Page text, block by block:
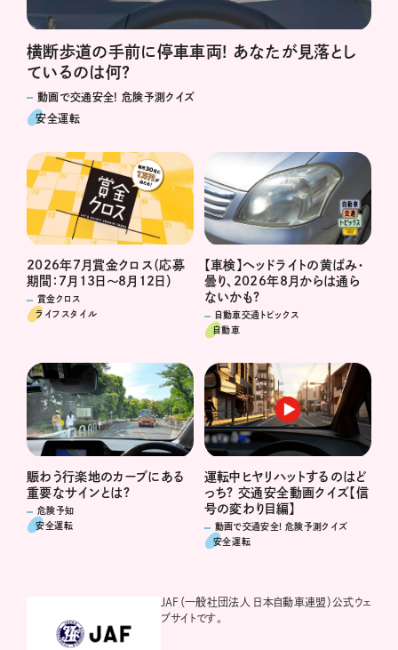
横断歩道の手前に停車車両! あなたが見落とし
ているのは何?
動画で交通安全! 危険予測クイズ
安全運転
2026年7月賞金クロス（応募
期間：7月13日～8月12日）
賞金クロス
ライフスタイル
【車検】ヘッドライトの黄ばみ・
曇り、2026年8月からは通ら
ないかも?
自動車交通トピックス
自動車
賑わう行楽地のカーブにある
重要なサインとは?
危険予知
安全運転
運転中ヒヤリハットするのはど
っち? 交通安全動画クイズ【信
号の変わり目編】
動画で交通安全! 危険予測クイズ
安全運転
JAF（一般社団法人 日本自動車連盟）公式ウェ
ブサイトです。